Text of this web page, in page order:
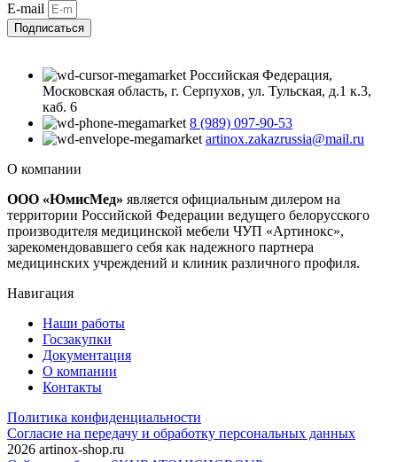
E-mail
Подписаться
Российская Федерация,
Московская область, г. Серпухов, ул. Тульская, д.1 к.3,
каб. 6
8 (989) 097-90-53
artinox.zakazrussia@mail.ru
О компании
ООО «ЮмисМед» является официальным дилером на
территории Российской Федерации ведущего белорусского
производителя медицинской мебели ЧУП «Артинокс»,
зарекомендовавшего себя как надежного партнера
медицинских учреждений и клиник различного профиля.
Навигация
Наши работы
Госзакупки
Документация
О компании
Контакты
Политика конфиденциальности
Согласие на передачу и обработку персональных данных
2026 artinox-shop.ru